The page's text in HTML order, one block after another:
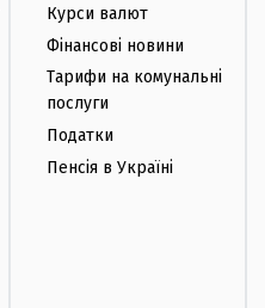
Курси валют
Фінансові новини
Тарифи на комунальні
послуги
Податки
Пенсія в Україні